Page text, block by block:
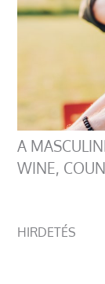
A
WINE,
HIRDETÉS